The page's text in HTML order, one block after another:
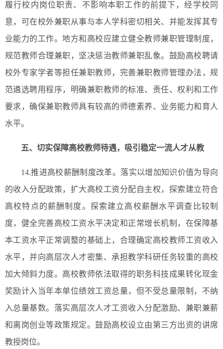
履行校内岗位职责、不影响本职工作的前提下，经学校同
意，可在校外兼职从事与本人学科密切相关、并能发挥其专
业能力的工作。地方和高校应建立健全教师兼职管理制度，
规范教师合理兼职，坚决惩治教师兼职乱象。鼓励高校聘请
校外专家学者等担任兼职教师，完善兼职教师管理办法，规
范遴选聘用程序，明确兼职教师的标准、责任、权利和工作
要求，确保兼职教师具有较高的师德素养、业务能力和育人
水平。
五、切实保障高校教师待遇，吸引稳定一流人才从教
14.推进高校薪酬制度改革。落实以增加知识价值为导向
的收入分配政策，扩大高校工资分配自主权，探索建立符合
高校特点的薪酬制度。探索建立高校薪酬水平调查比较制
度，健全完善高校工资水平决定和正常增长机制，在保障基
本工资水平正常调整的基础上，合理确定高校教师工资收入
水平，并向高层次人才密集、承担教学科研任务较重的高校
加大倾斜力度。高校教师依法取得的职务科技成果转化现金
奖励计入当年本单位绩效工资总量，但不受总量限制，不纳
入总量基数。落实高层次人才工资收入分配激励、兼职兼薪
和离岗创业等政策规定。鼓励高校设立由第三方出资的讲席
教授岗位。